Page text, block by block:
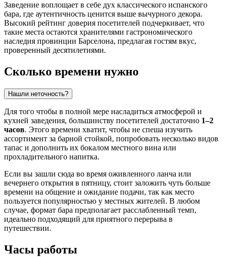
Заведение воплощает в себе дух классического испанского
бара, где аутентичность ценится выше вычурного декора.
Высокий рейтинг доверия посетителей подчеркивает, что
такие места остаются хранителями гастрономического
наследия провинции Барселона, предлагая гостям вкус,
проверенный десятилетиями.
Сколько времени нужно
Нашли неточность?
Для того чтобы в полной мере насладиться атмосферой и
кухней заведения, большинству посетителей достаточно 1–2
часов. Этого времени хватит, чтобы не спеша изучить
ассортимент за барной стойкой, попробовать несколько видов
тапас и дополнить их бокалом местного вина или
прохладительного напитка.
Если вы зашли сюда во время оживленного ланча или
вечернего открытия в пятницу, стоит заложить чуть больше
времени на общение и ожидание подачи, так как место
пользуется популярностью у местных жителей. В любом
случае, формат бара предполагает расслабленный темп,
идеально подходящий для приятного перерыва в
путешествии.
Часы работы